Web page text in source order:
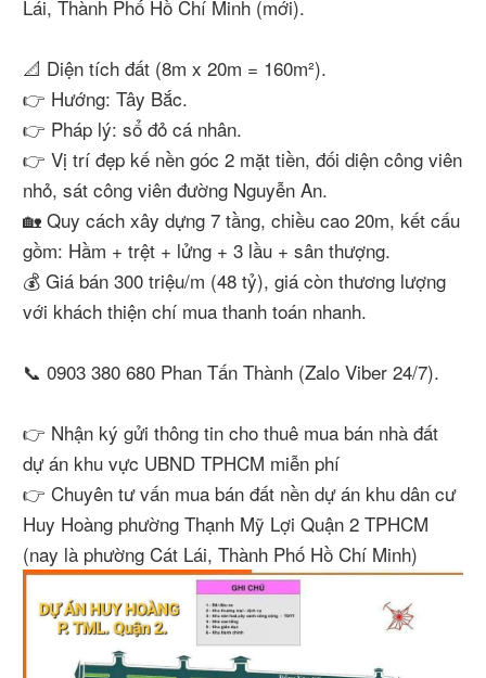
Lái, Thành Phố Hồ Chí Minh (mới).
📐 Diện tích đất (8m x 20m = 160m²).
👉 Hướng: Tây Bắc.
👉 Pháp lý: sổ đỏ cá nhân.
👉 Vị trí đẹp kế nền góc 2 mặt tiền, đối diện công viên
nhỏ, sát công viên đường Nguyễn An.
🏡 Quy cách xây dựng 7 tầng, chiều cao 20m, kết cấu
gồm: Hầm + trệt + lửng + 3 lầu + sân thượng.
💰 Giá bán 300 triệu/m (48 tỷ), giá còn thương lượng
với khách thiện chí mua thanh toán nhanh.
📞 0903 380 680 Phan Tấn Thành (Zalo Viber 24/7).
👉 Nhận ký gửi thông tin cho thuê mua bán nhà đất
dự án khu vực UBND TPHCM miễn phí
👉 Chuyên tư vấn mua bán đất nền dự án khu dân cư
Huy Hoàng phường Thạnh Mỹ Lợi Quận 2 TPHCM
(nay là phường Cát Lái, Thành Phố Hồ Chí Minh)